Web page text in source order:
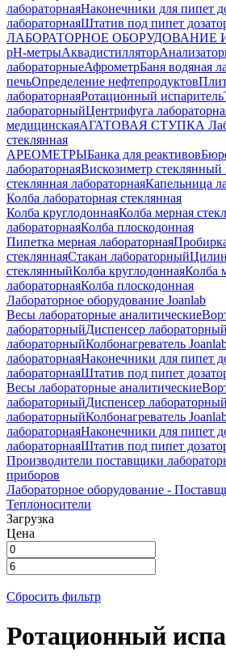
лабораторнаяНаконечники для пипет
лабораторнаяШтатив под пипет
ЛАБОРАТОРНОЕ ОБОРУДОВАНИЕ
pH-метрыАквадистиллятор
лабораторныеАфрометрБаня водяная
печьОпределение нефтепродуктов
лабораторнаяРотационный испаритель
лабораторныйЦентрифуга
медицинскаяАГАТОВАЯ СТУПКА
стеклянная
АРЕОМЕТРЫБанка для реактивов
лабораторнаяВискозиметр
стеклянная лабораторнаяКапельница
Колба лабораторная стеклянная
Колба круглодоннаяКолба мерная
лабораторнаяКолба плоскодонная
Пипетка мерная лабораторная
стекляннаяСтакан лабораторный
стеклянныйКолба круглодоннаяКолба
лабораторнаяКолба плоскодонная
Лабораторное оборудование Joanlab
Весы лабораторные аналитические
лабораторныйДиспенсер лабораторный
лабораторныйКолбонагреватель
лабораторнаяНаконечники для пипет
лабораторнаяШтатив под пипет
Весы лабораторные аналитические
лабораторныйДиспенсер лабораторный
лабораторныйКолбонагреватель
лабораторнаяНаконечники для пипет
лабораторнаяШтатив под пипет
Производители поставщики
приборов
Лабораторное оборудование -
Теплоносители
Загрузка
Цена
Сбросить фильтр
Ротационный